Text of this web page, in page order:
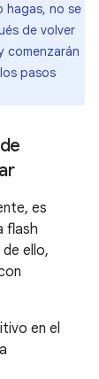
hagas, no se
de volver
comenzarán
pasos
es
flash
ello,
en el